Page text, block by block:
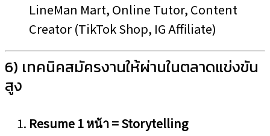
LineMan Mart, Online Tutor, Content
Creator (TikTok Shop, IG Affiliate)
6) เทคนิคสมัครงานให้ผ่านในตลาดแข่งขัน
สูง
Resume 1 หน้า = Storytelling